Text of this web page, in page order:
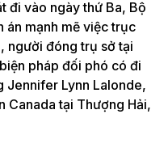
đi vào ngày thứ Ba, Bộ
án mạnh mẽ việc trục
người đóng trụ sở tại
pháp đối phó có đi
Jennifer Lynn Lalonde,
Canada tại Thượng Hải,